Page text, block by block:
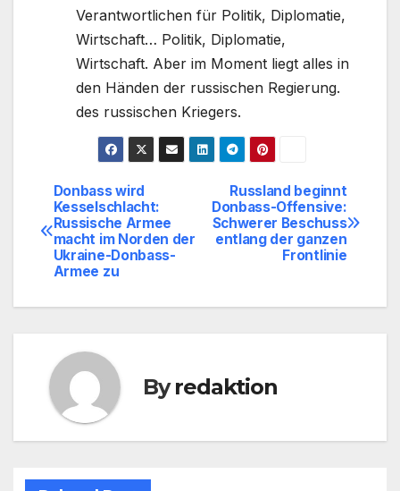
Verantwortlichen für Politik, Diplomatie,
Wirtschaft… Politik, Diplomatie,
Wirtschaft. Aber im Moment liegt alles in
den Händen der russischen Regierung.
des russischen Kriegers.
Beitragsnavigation
Russland beginnt
Donbass-Offensive:
Schwerer Beschuss
entlang der ganzen
Frontlinie
Donbass wird
Kesselschlacht:
Russische Armee
macht im Norden der
Ukraine-Donbass-
Armee zu
Byredaktion